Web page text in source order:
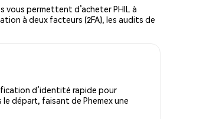
vous permettent d’acheter PHIL à
à deux facteurs (2FA), les audits de
d’identité rapide pour
départ, faisant de Phemex une